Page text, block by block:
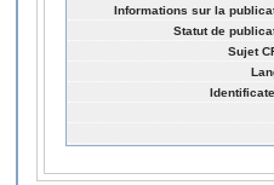
Informations sur la
Statut de
Sujet